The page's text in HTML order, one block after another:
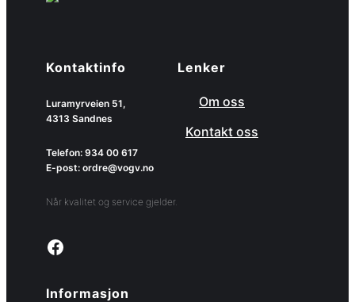
Kontaktinfo
Luramyrveien 51,
4313 Sandnes
Telefon: 934 00 617
E-post: ordre@vogv.no
Når kvalitet og service gjelder.
Link to facebook page
Lenker
Om oss
Kontakt oss
Informasjon